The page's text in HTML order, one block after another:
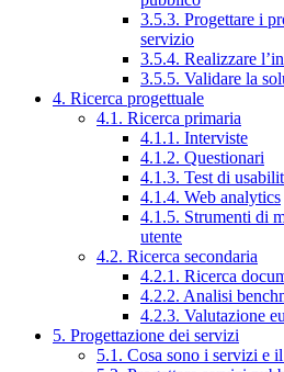
3.5.3. Progettare i
servizio
3.5.4. Realizzare
3.5.5. Validare la
4. Ricerca progettuale
4.1. Ricerca primaria
4.1.1. Interviste
4.1.2. Questionari
4.1.3. Test di
4.1.4. Web analytics
4.1.5. Strumenti di
utente
4.2. Ricerca secondaria
4.2.1. Ricerca
4.2.2. Analisi
4.2.3. Valutazione
5. Progettazione dei servizi
5.1. Cosa sono i servizi e